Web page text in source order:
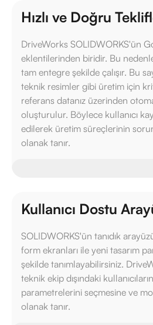
Hızlı ve Doğru
DriveWorks SOLIDWORKS'ün
eklentilerinden biridir. Bu
tam entegre şekilde çalışır. Bu
teknik resimler gibi üretim için
referans datanız üzerinden
oluşturulur. Böylece kullanıcı
edilerek üretim süreçlerinin
olanak tanır.
Kullanıcı Dostu
SOLIDWORKS'ün tanıdık
form ekranları ile yeni tasarım
şekilde tanımlayabilirsiniz.
teknik ekip dışındaki
parametrelerini seçmesine ve
olanak tanır.